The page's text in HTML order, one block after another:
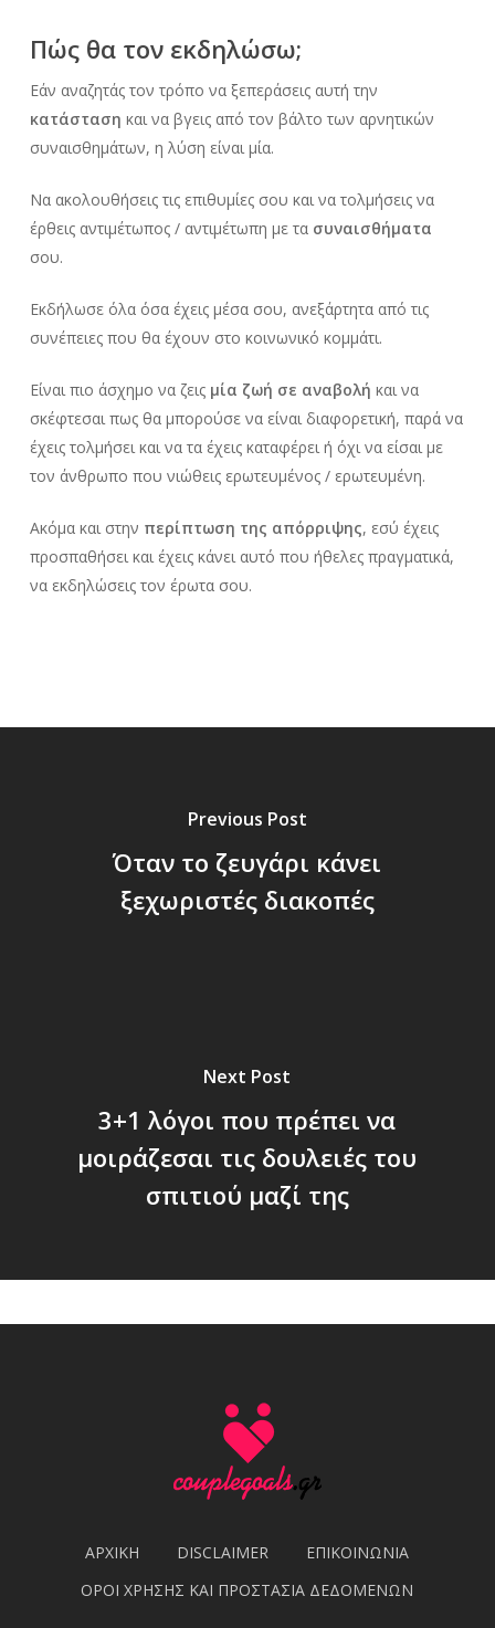
Πώς θα τον εκδηλώσω;
Εάν αναζητάς τον τρόπο να ξεπεράσεις αυτή την
κατάσταση και να βγεις από τον βάλτο των αρνητικών
συναισθημάτων, η λύση είναι μία.
Να ακολουθήσεις τις επιθυμίες σου και να τολμήσεις να
έρθεις αντιμέτωπος / αντιμέτωπη με τα συναισθήματα
σου.
Εκδήλωσε όλα όσα έχεις μέσα σου, ανεξάρτητα από τις
συνέπειες που θα έχουν στο κοινωνικό κομμάτι.
Είναι πιο άσχημο να ζεις μία ζωή σε αναβολή και να
σκέφτεσαι πως θα μπορούσε να είναι διαφορετική, παρά να
έχεις τολμήσει και να τα έχεις καταφέρει ή όχι να είσαι με
τον άνθρωπο που νιώθεις ερωτευμένος / ερωτευμένη.
Ακόμα και στην περίπτωση της απόρριψης, εσύ έχεις
προσπαθήσει και έχεις κάνει αυτό που ήθελες πραγματικά,
να εκδηλώσεις τον έρωτα σου.
Previous Post
Όταν το ζευγάρι κάνει
ξεχωριστές διακοπές
Next Post
3+1 λόγοι που πρέπει να
μοιράζεσαι τις δουλειές του
σπιτιού μαζί της
ΑΡΧΙΚΗ DISCLAIMER
ΕΠΙΚΟΙΝΩΝΙΑ
ΟΡΟΙ ΧΡΗΣΗΣ ΚΑΙ ΠΡΟΣΤΑΣΙΑ ΔΕΔΟΜΕΝΩΝ